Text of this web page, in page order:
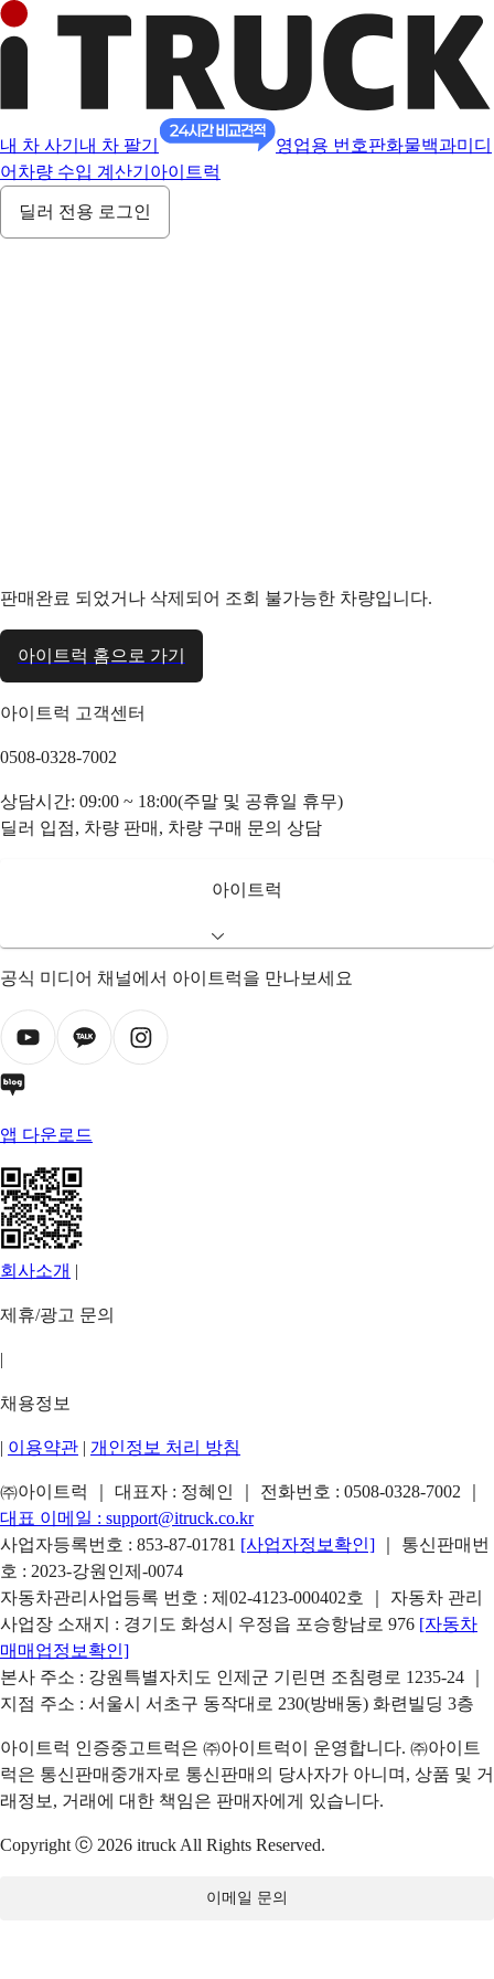
내 차 사기 내 차 팔기 영업용 번호판화물백과미디
어 차량 수입 계산기 아이트럭
딜러 전용 로그인
판매완료 되었거나 삭제되어 조회 불가능한 차량입니다.
아이트럭 홈으로 가기
아이트럭 고객센터
0508-0328-7002
상담시간: 09:00 ~ 18:00(주말 및 공휴일 휴무)
딜러 입점, 차량 판매, 차량 구매 문의 상담
아이트럭
공식 미디어 채널에서 아이트럭을 만나보세요
앱 다운로드
회사소개 |
제휴/광고 문의
|
채용정보
| 이용약관 | 개인정보 처리 방침
㈜아이트럭 ｜ 대표자 : 정혜인 ｜ 전화번호 : 0508-0328-7002
대표 이메일 : support@itruck.co.kr
사업자등록번호 : 853-87-01781 [사업자정보확인]
｜ 통신판매번
호 : 2023-강원인제-0074
자동차관리사업등록 번호 : 제02-4123-000402호 ｜ 자동차 관리
사업장 소재지 : 경기도 화성시 우정읍 포승항남로 976 [자동차
매매업정보확인]
본사 주소 : 강원특별자치도 인제군 기린면 조침령로 1235-24 ｜
지점 주소 : 서울시 서초구 동작대로 230(방배동) 화련빌딩 3층
아이트럭 인증중고트럭은 ㈜아이트럭이 운영합니다. ㈜아이트
럭은 통신판매중개자로 통신판매의 당사자가 아니며, 상품 및 거
래정보, 거래에 대한 책임은 판매자에게 있습니다.
Copyright ⓒ 2026 itruck All Rights Reserved.
이메일 문의